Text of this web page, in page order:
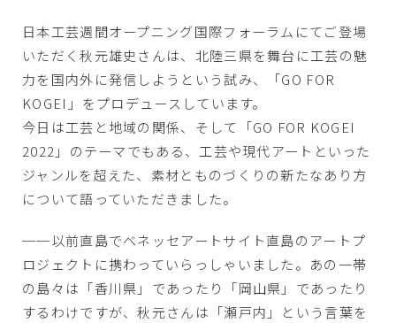
日本工芸週間オープニング国際フォーラムにてご登場
いただく秋元雄史さんは、北陸三県を舞台に工芸の魅
力を国内外に発信しようという試み、「GO FOR
KOGEI」をプロデュースしています。
今日は工芸と地域の関係、そして「GO FOR KOGEI
2022」のテーマでもある、工芸や現代アートといった
ジャンルを超えた、素材とものづくりの新たなあり方
について語っていただきました。
──以前直島でベネッセアートサイト直島のアートプ
ロジェクトに携わっていらっしゃいました。あの一帯
の島々は「香川県」であったり「岡山県」であったり
するわけですが、秋元さんは「瀬戸内」という言葉を